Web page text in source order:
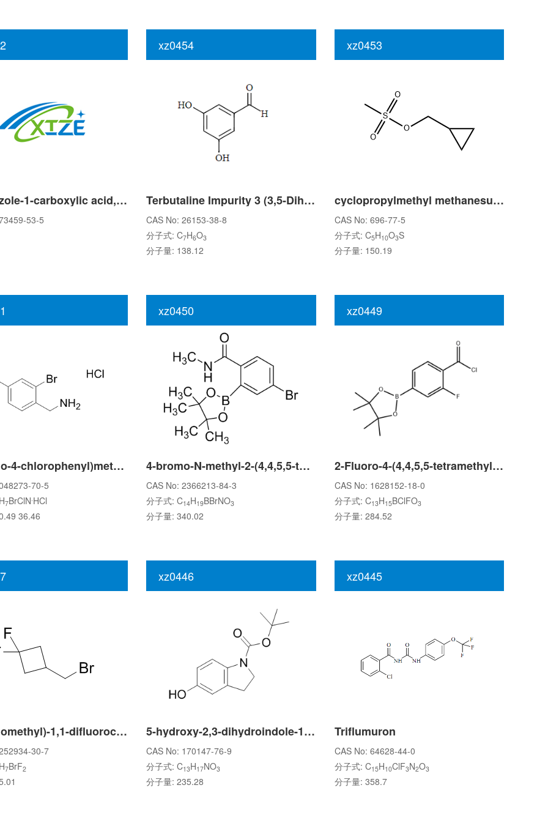
1H-Indazole-1-carboxylic acid, 7-aMino-, 1,1-diMethylethyl ester
53-5
xz0454
Terbutaline Impurity 3 (3,5-Dihydroxybenzaldehyde)
CAS No: 26153-38-8
分子式: C7H6O3
分子量: 138.12
xz0453
cyclopropylmethyl methanesulfonate
CAS No: 696-77-5
分子式: C5H10O3S
分子量: 150.19
(2-Bromo-4-chlorophenyl)methanamine hydrochloride
70-5
7BrClN HCl
36.46
xz0450
4-bromo-N-methyl-2-(4,4,5,5-tetramethyl-1,3,2-dioxaborolan-2-yl)benzamide
CAS No: 2366213-84-3
分子式: C14H19BBrNO3
分子量: 340.02
xz0449
2-Fluoro-4-(4,4,5,5-tetramethyl-1,3,2-dioxaborolan-2-yl)benzoyl chloride
CAS No: 1628152-18-0
分子式: C13H15BClFO3
分子量: 284.52
3-(Bromomethyl)-1,1-difluorocyclobutane
30-7
7BrF2
xz0446
5-hydroxy-2,3-dihydroindole-1-carboxylic acid tert-butyl ester
CAS No: 170147-76-9
分子式: C13H17NO3
分子量: 235.28
xz0445
Triflumuron
CAS No: 64628-44-0
分子式: C15H10ClF3N2O3
分子量: 358.7